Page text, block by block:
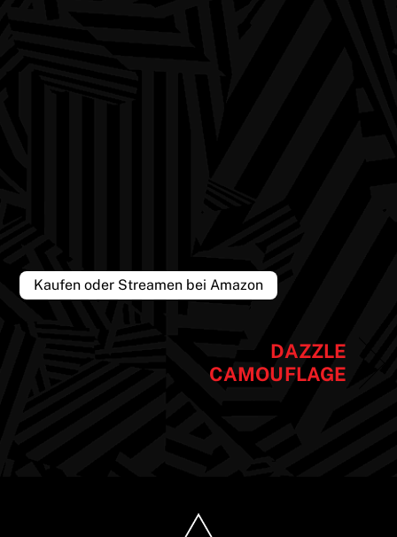
Kaufen oder Streamen bei Amazon
DAZZLE
CAMOUFLAGE